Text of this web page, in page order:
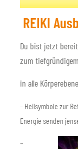
REIKI
Du bist jetzt
zum
in alle
– Heilsymbole zur
Energie senden
–